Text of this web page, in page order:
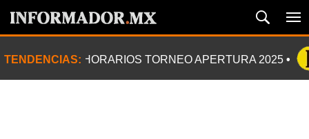
TENDENCIAS: HORARIOS TORNEO APERTURA 2025